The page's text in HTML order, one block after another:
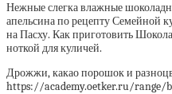
Нежные слегка влажные
апельсина по рецепту Семейной
на Пасху. Как приготовить
ноткой для куличей.
Дрожжи, какао порошок и
https://academy.oetker.ru/range/